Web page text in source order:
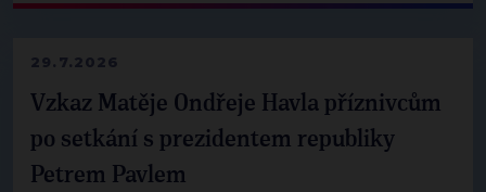
29.7.2026
Vzkaz Matěje Ondřeje Havla příznivcům
po setkání s prezidentem republiky
Petrem Pavlem